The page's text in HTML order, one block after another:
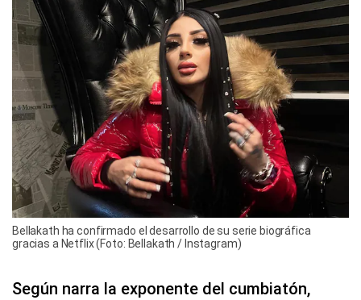
Bellakath ha confirmado el desarrollo de su serie biográfica
gracias a Netflix (Foto: Bellakath / Instagram)
Según narra la exponente del cumbiatón,